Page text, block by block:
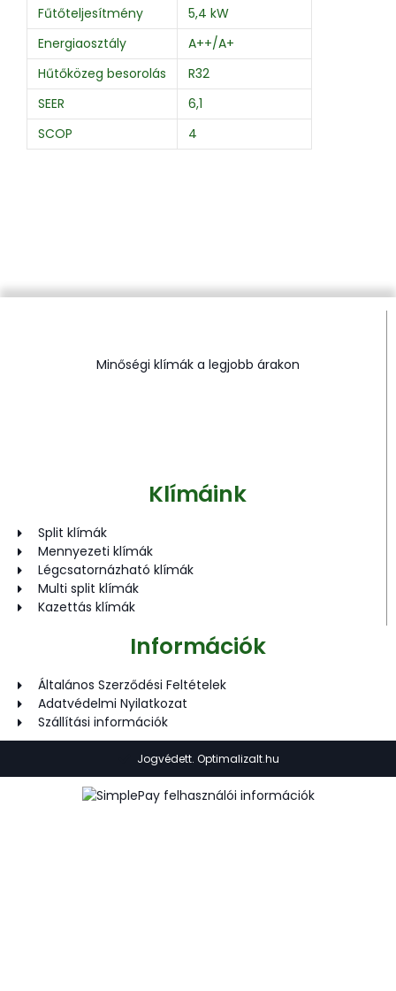
Fűtőteljesítmény
5,4 kW
Energiaosztály
A++/A+
Hűtőközeg besorolás
R32
SEER
6,1
SCOP
4
Minőségi klímák a legjobb árakon
Klímáink
Split klímák
Mennyezeti klímák
Légcsatornázható klímák
Multi split klímák
Kazettás klímák
Információk
Általános Szerződési Feltételek
Adatvédelmi Nyilatkozat
Szállítási információk
Jogvédett. Optimalizalt.hu